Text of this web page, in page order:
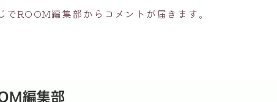
でROOM編集部からコメントが届きます。